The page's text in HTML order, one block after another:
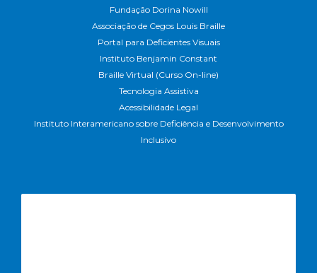
Fundação Dorina Nowill
Associação de Cegos Louis Braille
Portal para Deficientes Visuais
Instituto Benjamin Constant
Braille Virtual (Curso On-line)
Tecnologia Assistiva
Acessibilidade Legal
Instituto Interamericano sobre Deficiência e Desenvolvimento
Inclusivo